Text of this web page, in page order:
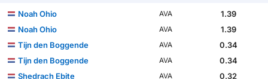
Noah Ohio AVA
1.39
Noah Ohio
AVA
1.39
Tijn den Boggende
AVA
0.34
Tijn den Boggende
AVA
0.34
Shedrach Ebite
AVA
0.32